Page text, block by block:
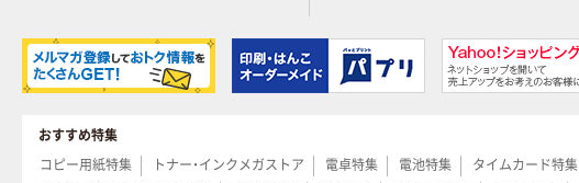
おすすめ特集
コピー用紙特集
トナー・インクメガストア 電卓特集 電池特集 タイムカード特集